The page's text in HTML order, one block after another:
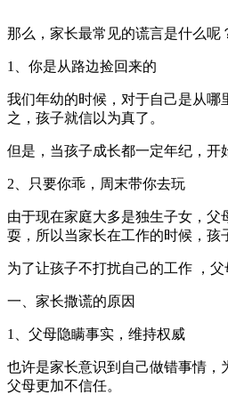
那么，家长最常见的谎言是什么呢
1、你是从路边捡回来的
我们年幼的时候，对于自己是从哪
之，孩子就信以为真了。
但是，当孩子成长都一定年纪，开
2、只要你乖，周末带你去玩
由于现在家庭大多是独生子女，
耍，所以当家长在工作的时候，孩
为了让孩子不打扰自己的工作 ，
一、家长撒谎的原因
1、父母隐瞒事实，维持权威
也许是家长意识到自己做错事情，
父母更加不信任。